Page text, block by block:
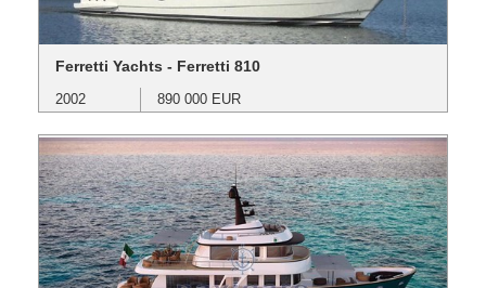
Ferretti Yachts - Ferretti 810
2002 890 000 EUR